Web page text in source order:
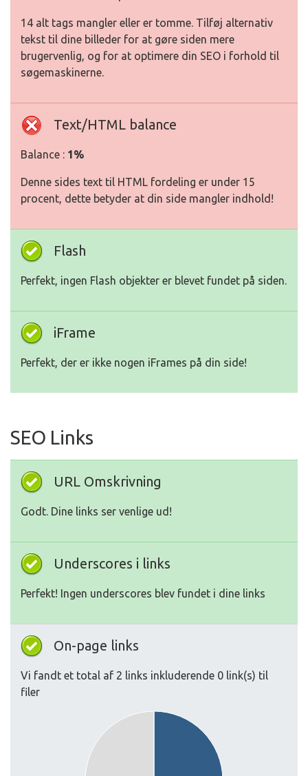
14 alt tags mangler eller er tomme. Tilføj alternativ
tekst til dine billeder for at gøre siden mere
brugervenlig, og for at optimere din SEO i forhold til
søgemaskinerne.
Text/HTML balance
Balance : 1%
Denne sides text til HTML fordeling er under 15
procent, dette betyder at din side mangler indhold!
Flash
Perfekt, ingen Flash objekter er blevet fundet på siden.
iFrame
Perfekt, der er ikke nogen iFrames på din side!
SEO Links
URL Omskrivning
Godt. Dine links ser venlige ud!
Underscores i links
Perfekt! Ingen underscores blev fundet i dine links
On-page links
Vi fandt et total af 2 links inkluderende 0 link(s) til
filer